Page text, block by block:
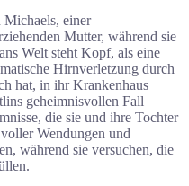
einer
Mutter, während sie
Welt steht Kopf, als eine
Hirnverletzung durch
hat, in ihr Krankenhaus
geheimnisvollen Fall
die sie und ihre Tochter
Wendungen und
während sie versuchen, die